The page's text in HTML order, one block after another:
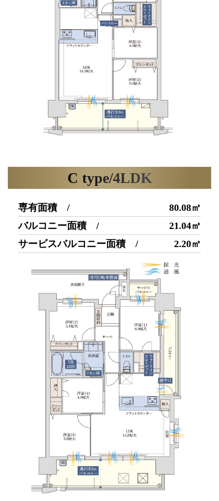
C type/4LDK
専有面積 /
80.08㎡
バルコニー面積 /
21.04㎡
サービスバルコニー面積 /
2.20㎡